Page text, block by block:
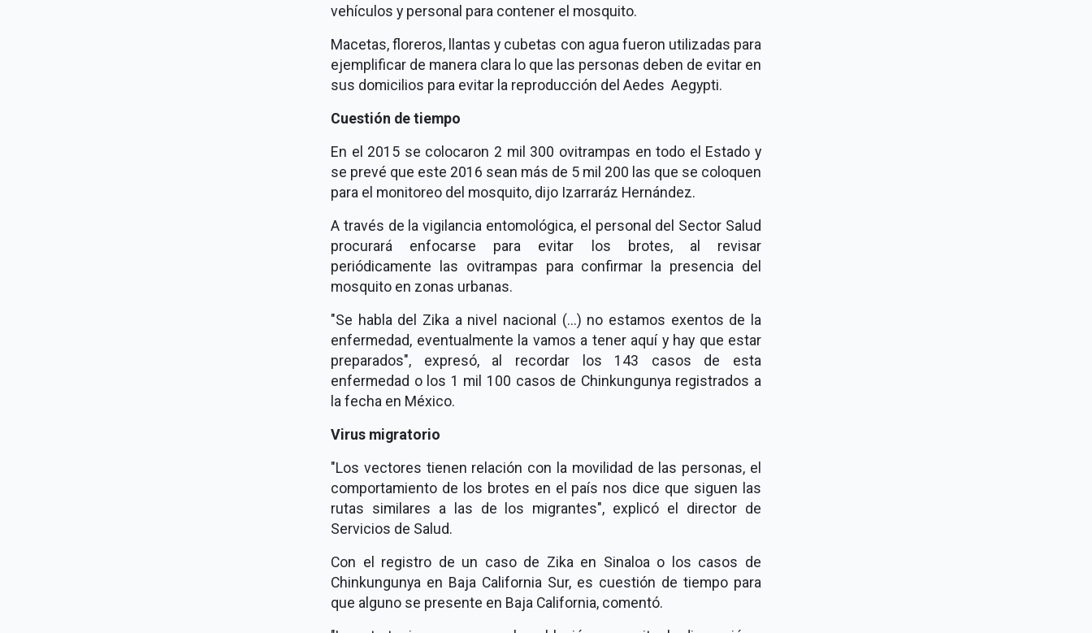
vehículos y personal para contener el mosquito.
Macetas, floreros, llantas y cubetas con agua fueron utilizadas para
ejemplificar de manera clara lo que las personas deben de evitar en
sus domicilios para evitar la reproducción del Aedes Aegypti.
Cuestión de tiempo
En el 2015 se colocaron 2 mil 300 ovitrampas en todo el Estado y
se prevé que este 2016 sean más de 5 mil 200 las que se coloquen
para el monitoreo del mosquito, dijo Izarraráz Hernández.
A través de la vigilancia entomológica, el personal del Sector Salud
procurará enfocarse para evitar los brotes, al revisar
periódicamente las ovitrampas para confirmar la presencia del
mosquito en zonas urbanas.
"Se habla del Zika a nivel nacional (...) no estamos exentos de la
enfermedad, eventualmente la vamos a tener aquí y hay que estar
preparados", expresó, al recordar los 143 casos de esta
enfermedad o los 1 mil 100 casos de Chinkungunya registrados a
la fecha en México.
Virus migratorio
"Los vectores tienen relación con la movilidad de las personas, el
comportamiento de los brotes en el país nos dice que siguen las
rutas similares a las de los migrantes", explicó el director de
Servicios de Salud.
Con el registro de un caso de Zika en Sinaloa o los casos de
Chinkungunya en Baja California Sur, es cuestión de tiempo para
que alguno se presente en Baja California, comentó.